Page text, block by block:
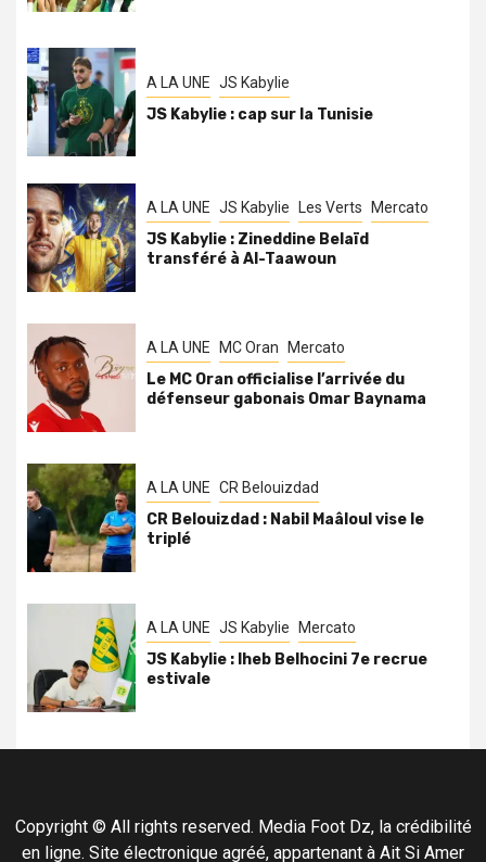
A LA UNE JS Kabylie
JS Kabylie : cap sur la Tunisie
A LA UNE JS Kabylie Les Verts Mercato
JS Kabylie : Zineddine Belaïd
transféré à Al-Taawoun
A LA UNE MC Oran Mercato
Le MC Oran officialise l’arrivée du
défenseur gabonais Omar Baynama
A LA UNE CR Belouizdad
CR Belouizdad : Nabil Maâloul vise le
triplé
A LA UNE JS Kabylie Mercato
JS Kabylie : Iheb Belhocini 7e recrue
estivale
Copyright © All rights reserved. Media Foot Dz, la crédibilité
en ligne. Site électronique agréé, appartenant à Ait Si Amer